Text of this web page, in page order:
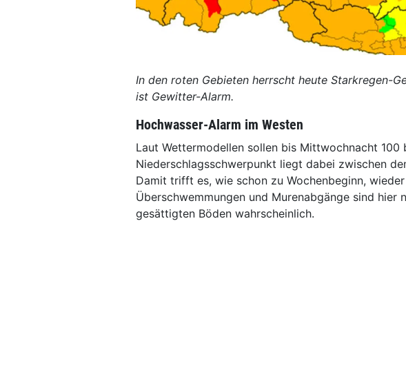
In den roten Gebieten herrscht heute Starkregen-
ist Gewitter-Alarm.
Hochwasser-Alarm im Westen
Laut Wettermodellen sollen bis Mittwochnacht 100
Niederschlagsschwerpunkt liegt dabei zwischen
Damit trifft es, wie schon zu Wochenbeginn, wieder
Überschwemmungen und Murenabgänge sind hier
gesättigten Böden wahrscheinlich.